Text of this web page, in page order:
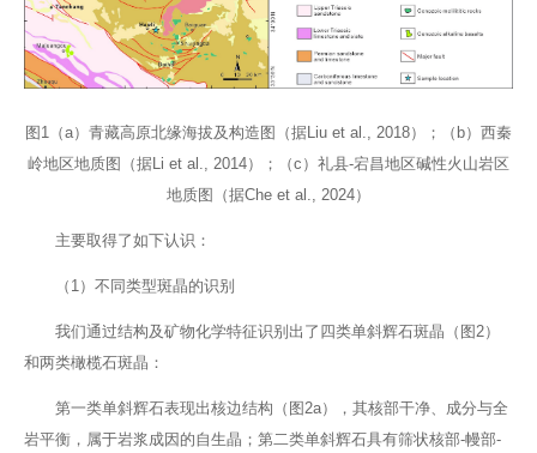
图1（a）青藏高原北缘海拔及构造图（据Liu et al., 2018）；（b）西秦
岭地区地质图（据Li et al., 2014）；（c）礼县-宕昌地区碱性火山岩区
地质图（据Che et al., 2024）
主要取得了如下认识：
（1）不同类型斑晶的识别
我们通过结构及矿物化学特征识别出了四类单斜辉石斑晶（图2）
和两类橄榄石斑晶：
第一类单斜辉石表现出核边结构（图2a），其核部干净、成分与全
岩平衡，属于岩浆成因的自生晶；第二类单斜辉石具有筛状核部-幔部-